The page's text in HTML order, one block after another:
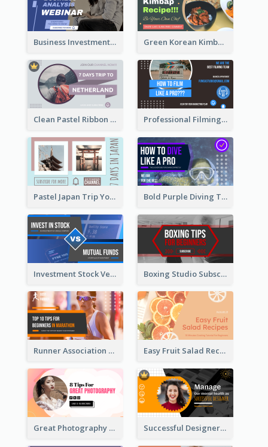
Business Investment Webinar YouTube Thumbnail Green Korean Kimbap YouTube Thumbnail Design
Clean Pastel Ribbon Backpacker YouTube Thumbnail Design Professional Filming YouTube Thumbnail Design
Pastel Japan Trip YouTube Thumbnail Design Bold Purple Diving Tutorial YouTube Cover Thumbnail Design
Investment Stock Versus YouTube Cover Thumbnail Design Boxing Studio Subscribe Alert YouTube Cover Design
Runner Association Tips YouTube Cover Design Idea Easy Fruit Salad Recipes YouTube Thumbnail
Great Photography YouTube Thumbnail Design Successful Designer Workshop YouTube Thumbnail Design